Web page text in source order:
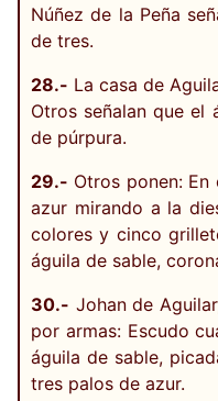
Núñez de la Peña
de tres.
28.- La casa de
Otros señalan que el
de púrpura.
29.- Otros ponen:
azur mirando a la
colores y cinco
águila de sable,
30.- Johan de
por armas: Escudo
águila de sable,
tres palos de azur.